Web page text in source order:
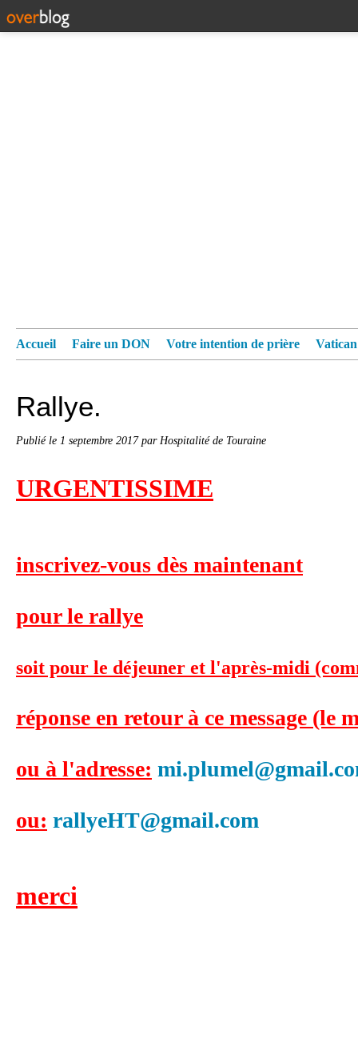
Accueil Faire un DON Votre intention de prière
Rallye.
Publié le 1 septembre 2017par Hospitalité de Touraine
URGENTISSIME
inscrivez-vous dès maintenant
pour le rallye
soit pour le déjeuner et l'après-midi
réponse en retour à ce message (le
ou à l'adresse:
ou: rallyeHT@gmail.com
merci